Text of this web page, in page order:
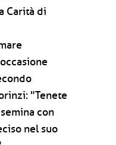
Carità di
"Tenete
con
nel suo